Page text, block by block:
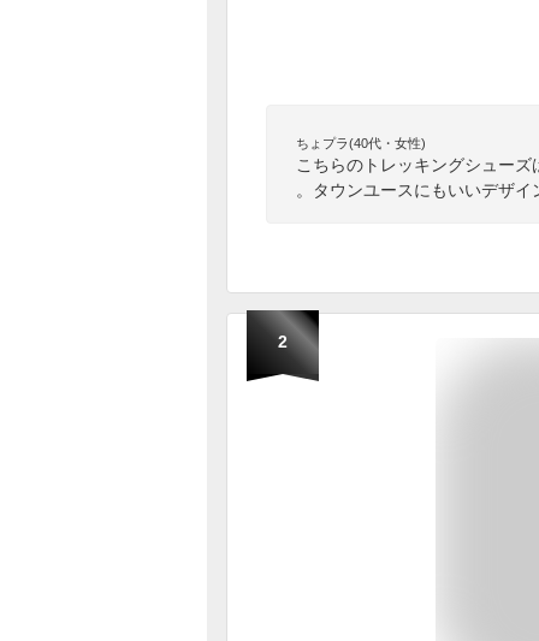
ちょプラ(40代・女性)
こちらのトレッキングシュー
。タウンユースにもいいデザ
2